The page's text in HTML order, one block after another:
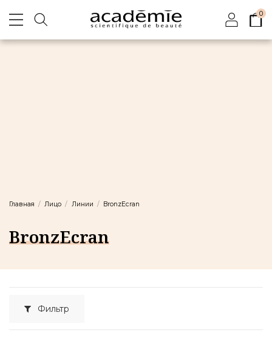
0
Главная Лицо Линии BronzEcran
BronzEcran
Фильтр